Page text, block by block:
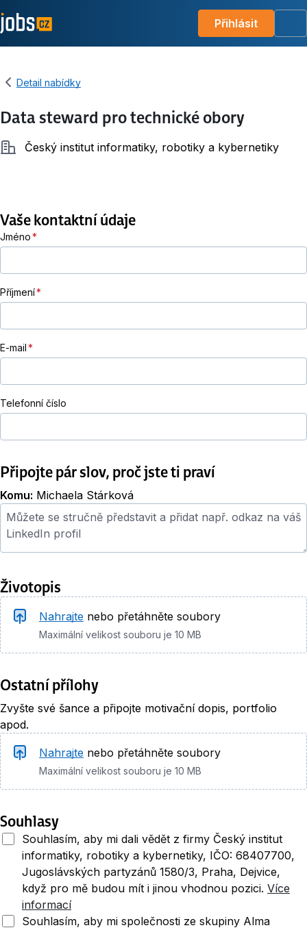
Přihlásit
Detail nabídky
Data steward pro technické obory
SpolečnostČeský institut informatiky, robotiky a kybernetiky
Vaše kontaktní údaje
Jméno
Příjmení
E-mail
Telefonní číslo
Připojte pár slov, proč jste ti praví
Komu: Michaela Stárková
Průvodní dopis
Životopis
Životopis
Nahrajte nebo přetáhněte soubory
Maximální velikost souboru je 10 MB
Ostatní přílohy
Zvyšte své šance a připojte motivační dopis, portfolio
apod.
Nahrajte nebo přetáhněte soubory
Maximální velikost souboru je 10 MB
Souhlasy
Souhlasím, aby mi dali vědět z firmy Český institut
informatiky, robotiky a kybernetiky, IČO: 68407700,
Jugoslávských partyzánů 1580/3, Praha, Dejvice,
když pro mě budou mít i jinou vhodnou pozici. Více
informací
Souhlasím, aby mi společnosti ze skupiny Alma